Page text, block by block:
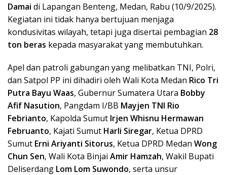
Damai di Lapangan Benteng, Medan, Rabu (10/9/2025).
Kegiatan ini tidak hanya bertujuan menjaga
kondusivitas wilayah, tetapi juga disertai pembagian 28
ton beras kepada masyarakat yang membutuhkan.
Apel dan patroli gabungan yang melibatkan TNI, Polri,
dan Satpol PP ini dihadiri oleh Wali Kota Medan Rico Tri
Putra Bayu Waas, Gubernur Sumatera Utara Bobby
Afif Nasution, Pangdam I/BB Mayjen TNI Rio
Febrianto, Kapolda Sumut Irjen Whisnu Hermawan
Februanto, Kajati Sumut Harli Siregar, Ketua DPRD
Sumut Erni Ariyanti Sitorus, Ketua DPRD Medan Wong
Chun Sen, Wali Kota Binjai Amir Hamzah, Wakil Bupati
Deliserdang Lom Lom Suwondo, serta unsur